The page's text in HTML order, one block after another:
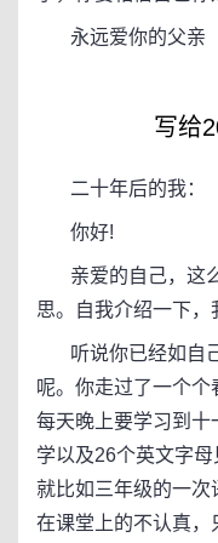
永远爱你的父亲
写给
二十年后的我：
你好!
亲爱的自己，这么
思。自我介绍一下，
听说你已经如自己
呢。你走过了一个
每天晚上要学习到十
学以及26个英文字母
就比如三年级的一次
在课堂上的不认真，